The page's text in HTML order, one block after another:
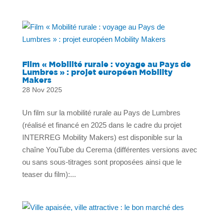
Film « Mobilité rurale : voyage au Pays de
Lumbres » : projet européen Mobility
Makers
28 Nov 2025
Un film sur la mobilité rurale au Pays de Lumbres
(réalisé et financé en 2025 dans le cadre du projet
INTERREG Mobility Makers) est disponible sur la
chaîne YouTube du Cerema (différentes versions avec
ou sans sous-titrages sont proposées ainsi que le
teaser du film):...